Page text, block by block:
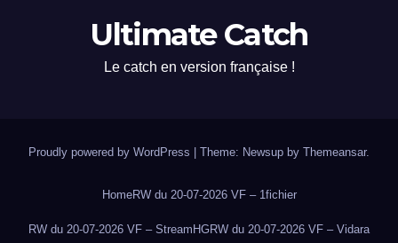
Ultimate Catch
Le catch en version française !
Proudly powered by WordPress | Theme: Newsup by Themeansar.
HomeRW du 20-07-2026 VF – 1fichier
RW du 20-07-2026 VF – StreamHGRW du 20-07-2026 VF – Vidara